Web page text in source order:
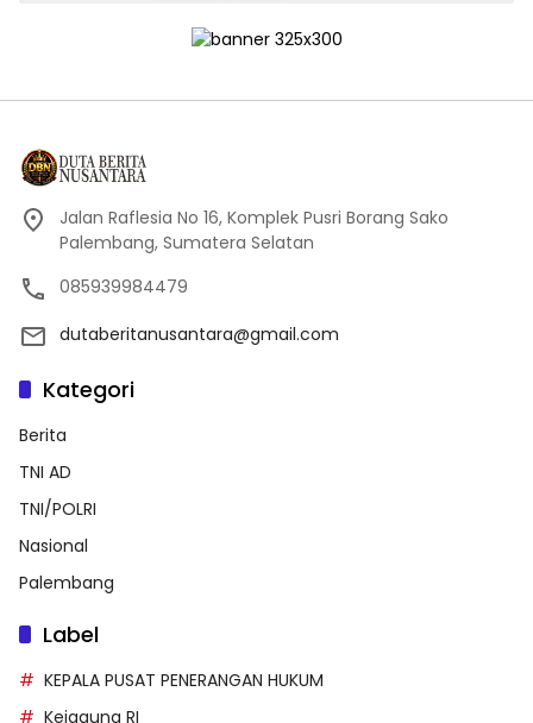
Jalan Raflesia No 16, Komplek Pusri Borang Sako
Palembang, Sumatera Selatan
085939984479
dutaberitanusantara@gmail.com
Kategori
Berita
TNI AD
TNI/POLRI
Nasional
Palembang
Label
KEPALA PUSAT PENERANGAN HUKUM
Kejagung RI